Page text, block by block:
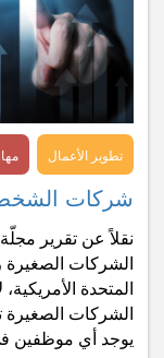
تطوير الأعمال
شركات الشخص
نقلاً عن تقرير
الشركات الصغيرة
المتحدة
يوجد أي موظفين في